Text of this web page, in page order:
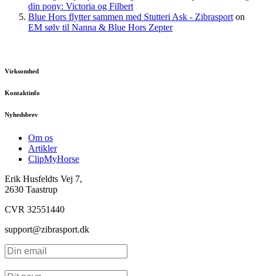
din pony: Victoria og Filbert
Blue Hors flytter sammen med Stutteri Ask - Zibrasport on
EM sølv til Nanna & Blue Hors Zepter
Virksomhed
Kontaktinfo
Nyhedsbrev
Om os
Artikler
ClipMyHorse
Erik Husfeldts Vej 7,
2630 Taastrup
CVR 32551440
support@zibrasport.dk